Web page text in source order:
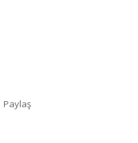
Paylaş